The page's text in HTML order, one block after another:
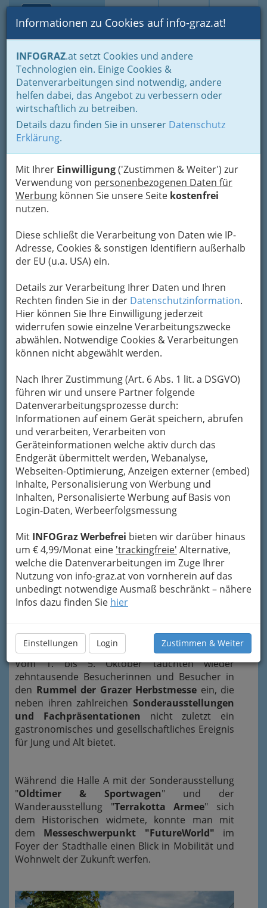
Suche Login Toggle
Informationen zu Cookies auf info-graz.at!
INFOGRAZ.at setzt Cookies und andere
Technologien ein. Einige Cookies &
Datenverarbeitungen sind notwendig, andere
helfen dabei, das Angebot zu verbessern oder
wirtschaftlich zu betreiben.
Details dazu finden Sie in unserer Datenschutz
Erklärung.
Mit Ihrer Einwilligung('Zustimmen & Weiter') zur
Verwendung von personenbezogenen Daten für
Werbung können Sie unsere Seite kostenfrei
nutzen.
Diese schließt die Verarbeitung von Daten wie IP-
Adresse, Cookies & sonstigen Identifiern außerhalb
der EU (u.a. USA) ein.
Details zur Verarbeitung Ihrer Daten und Ihren
Rechten finden Sie in der Datenschutzinformation.
Hier können Sie Ihre Einwilligung jederzeit
widerrufen sowie einzelne Verarbeitungszwecke
abwählen. Notwendige Cookies & Verarbeitungen
können nicht abgewählt werden.
Nach Ihrer Zustimmung (Art. 6 Abs. 1 lit. a DSGVO)
führen wir und unsere Partner folgende
Datenverarbeitungsprozesse durch:
Informationen auf einem Gerät speichern, abrufen
und verarbeiten, Verarbeiten von
Geräteinformationen welche aktiv durch das
Endgerät übermittelt werden, Webanalyse,
Webseiten-Optimierung, Anzeigen externer (embed)
Inhalte, Personalisierung von Werbung und
Inhalten, Personalisierte Werbung auf Basis von
Login-Daten, Werbeerfolgsmessung
Mit INFOGraz Werbefrei bieten wir darüber hinaus
um € 4,99/Monat eine 'trackingfreie' Alternative,
welche die Datenverarbeitungen im Zuge Ihrer
Nutzung von info-graz.at von vornherein auf das
unbedingt notwendige Ausmaß beschränkt – nähere
Infos dazu finden Sie hier
Einstellungen Login Zustimmen & Weiter
Home
Fotos
Jänner bis Dezember - nach Monaten und Halbjahren gruppiert
Oktober 2015
Sonntag auf der
Herbstmesse Graz
Sonntag auf der Grazer Herbstmesse - 5. Oktober 2015 - 001
Vergrößern
Previous Next
BeiInteresse an größeren Bildern oder Fotos
ohne Logolesen Sie bitte die Bedingungen
unten.
Sonntag auf der Grazer Messe
5. Oktober 2015
Vom 1. bis 5. Oktober tauchten wieder
zehntausende Besucherinnen und Besucher in
den Rummel der Grazer Herbstmesse ein, die
neben ihren zahlreichen Sonderausstellungen
und Fachpräsentationen nicht zuletzt ein
gastronomisches und gesellschaftliches Ereignis
für Jung und Alt bietet.
Während die Halle A mit der Sonderausstellung
"Oldtimer & Sportwagen" und der
Wanderausstellung "Terrakotta Armee" sich
dem Historischen widmete, konnte man mit
dem Messeschwerpunkt "FutureWorld" im
Foyer der Stadthalle einen Blick in Mobilität und
Wohnwelt der Zukunft werfen.